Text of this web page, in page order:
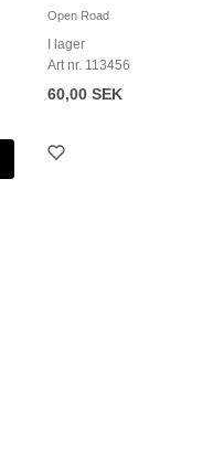
Open Road
I lager
Art nr. 113456
60,00 SEK